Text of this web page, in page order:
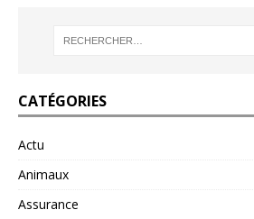
CATÉGORIES
Actu
Animaux
Assurance